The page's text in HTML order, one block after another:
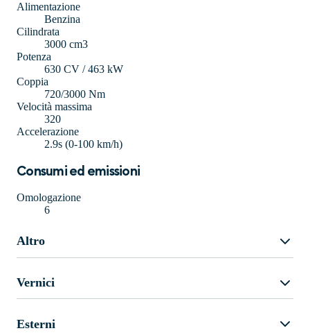
Alimentazione
Benzina
Cilindrata
3000 cm3
Potenza
630 CV / 463 kW
Coppia
720/3000 Nm
Velocità massima
320
Accelerazione
2.9s (0-100 km/h)
Consumi ed emissioni
Omologazione
6
Altro
Vernici
Esterni